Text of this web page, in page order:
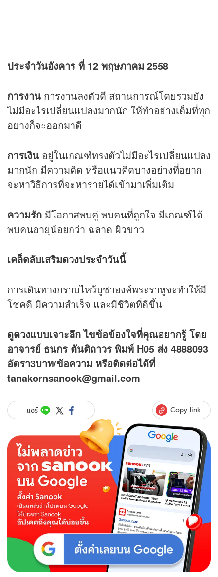
ประจำวันอังคาร ที่ 12 พฤษภาคม 2558
การงาน การงานลงตัวดี สถานการณ์โดยรวมยัง
ไม่มีอะไรเปลี่ยนแปลงมากนัก ให้ทำอย่างเต็มที่ทุก
อย่างก็จะออกมาดี
การเงิน อยู่ในเกณฑ์ทรงตัวไม่มีอะไรเปลี่ยนแปลง
มากนัก มีความคิด หรือแนวคิดบางอย่างที่อยาก
จะหาวิธีการที่จะหารายได้เข้ามาเพิ่มเติม
ความรัก มีโอกาสพบคู่ พบคนที่ถูกใจ มีเกณฑ์ได้
พบคนอายุน้อยกว่า ฉลาด ผิวขาว
เคล็ดลับเสริมดวงประจำวันนี้
การเดินทางกราบไหว้บูชาองค์พระราหูจะทำให้มี
โชคดี มีความสำเร็จ และมีชีวิตที่ดีขึ้น
ดูดวงแบบเจาะลึก ไขข้อข้องใจที่คุณอยากรู้ โดย
อาจารย์ ธนกร ตันติถาวร พิมพ์ H05 ส่ง 4888093
อัตรา3บาท/ข้อความ หรือติดต่อได้ที่
tanakornsanook@gmail.com
แชร์ Copy link